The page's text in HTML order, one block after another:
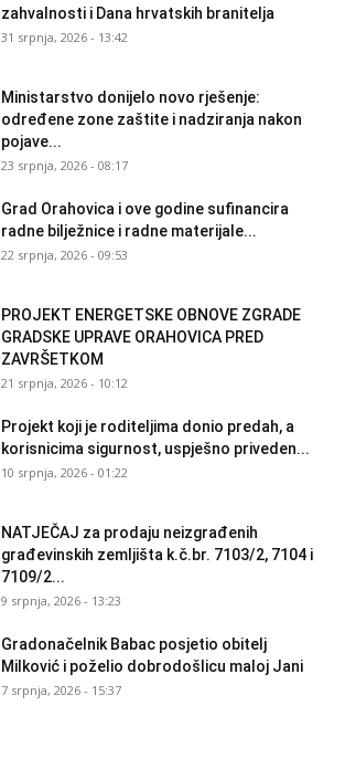
zahvalnosti i Dana hrvatskih branitelja
31 srpnja, 2026 - 13:42
Ministarstvo donijelo novo rješenje:
određene zone zaštite i nadziranja nakon
pojave...
23 srpnja, 2026 - 08:17
Grad Orahovica i ove godine sufinancira
radne bilježnice i radne materijale...
22 srpnja, 2026 - 09:53
PROJEKT ENERGETSKE OBNOVE ZGRADE
GRADSKE UPRAVE ORAHOVICA PRED
ZAVRŠETKOM
21 srpnja, 2026 - 10:12
Projekt koji je roditeljima donio predah, a
korisnicima sigurnost, uspješno priveden...
10 srpnja, 2026 - 01:22
NATJEČAJ za prodaju neizgrađenih
građevinskih zemljišta k.č.br. 7103/2, 7104 i
7109/2...
9 srpnja, 2026 - 13:23
Gradonačelnik Babac posjetio obitelj
Milković i poželio dobrodošlicu maloj Jani
7 srpnja, 2026 - 15:37